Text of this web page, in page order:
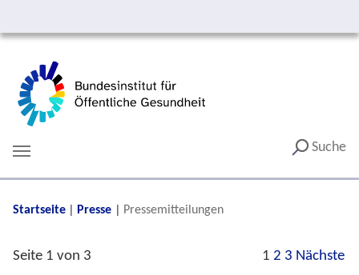
Suche
You are here:
Startseite Presse Pressemitteilungen
Seite 1 von 3 1 2 3 Nächste